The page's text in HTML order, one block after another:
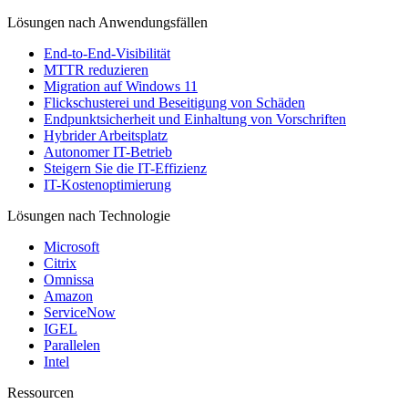
Lösungen nach Anwendungsfällen
End-to-End-Visibilität
MTTR reduzieren
Migration auf Windows 11
Flickschusterei und Beseitigung von Schäden
Endpunktsicherheit und Einhaltung von Vorschriften
Hybrider Arbeitsplatz
Autonomer IT-Betrieb
Steigern Sie die IT-Effizienz
IT-Kostenoptimierung
Lösungen nach Technologie
Microsoft
Citrix
Omnissa
Amazon
ServiceNow
IGEL
Parallelen
Intel
Ressourcen